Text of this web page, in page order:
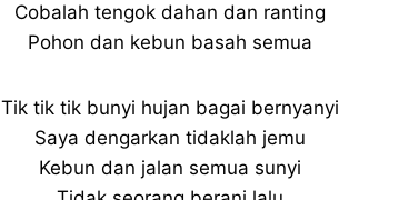
Cobalah tengok dahan dan ranting
Pohon dan kebun basah semua
Tik tik tik bunyi hujan bagai bernyanyi
Saya dengarkan tidaklah jemu
Kebun dan jalan semua sunyi